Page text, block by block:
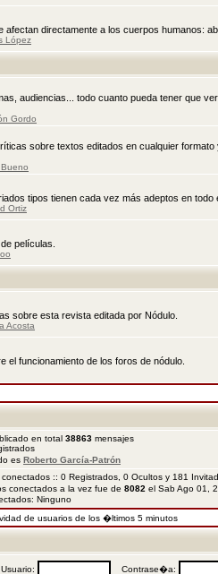
afectan directamente a los cuerpos humanos:
López
audiencias... todo cuanto pueda tener que
Gordo
sobre textos editados en cualquier
tipos tienen cada vez más adeptos en todo
Ortiz
películas.
sobre esta revista editada por Nódulo.
Acosta
el funcionamiento de los foros de nódulo.
en total 38863 mensajes
es Roberto García-Patrón
conectados :: 0 Registrados, 0 Ocultos y 181
conectados a la vez fue de 8082 el Sab Ago 01,
Ninguno
de usuarios de los �ltimos 5 minutos
Contrase�a: